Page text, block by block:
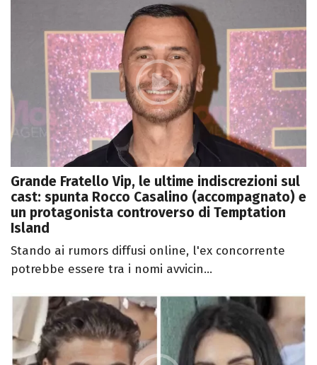
Grande Fratello Vip, le ultime indiscrezioni sul
cast: spunta Rocco Casalino (accompagnato) e
un protagonista controverso di Temptation
Island
Stando ai rumors diffusi online, l'ex concorrente
potrebbe essere tra i nomi avvicin...